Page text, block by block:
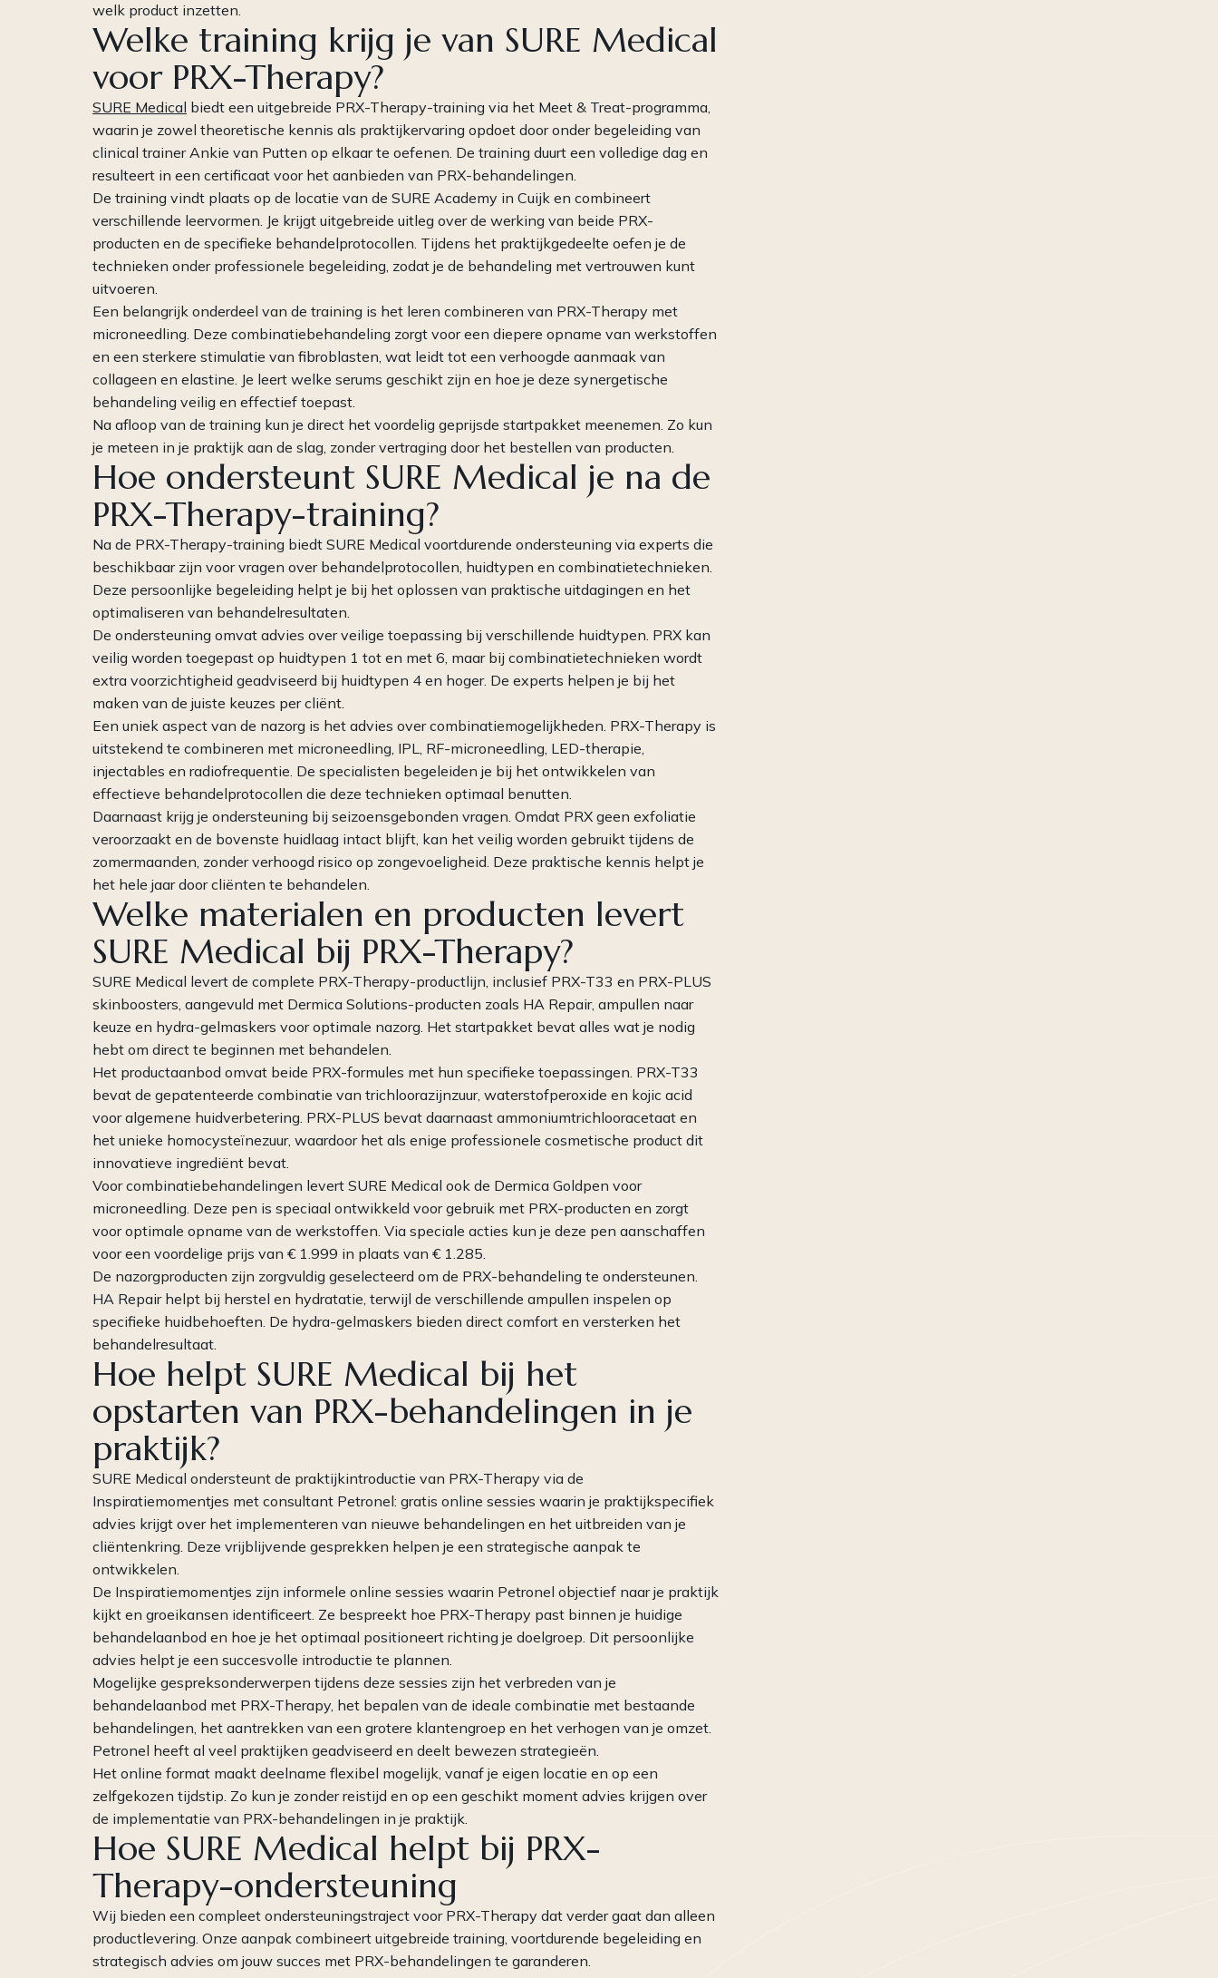
welk product inzetten.
Welke training krijg je van SURE Medical
voor PRX-Therapy?
SURE Medical biedt een uitgebreide PRX-Therapy-training via het Meet & Treat-programma,
waarin je zowel theoretische kennis als praktijkervaring opdoet door onder begeleiding van
clinical trainer Ankie van Putten op elkaar te oefenen. De training duurt een volledige dag en
resulteert in een certificaat voor het aanbieden van PRX-behandelingen.
De training vindt plaats op de locatie van de SURE Academy in Cuijk en combineert
verschillende leervormen. Je krijgt uitgebreide uitleg over de werking van beide PRX-
producten en de specifieke behandelprotocollen. Tijdens het praktijkgedeelte oefen je de
technieken onder professionele begeleiding, zodat je de behandeling met vertrouwen kunt
uitvoeren.
Een belangrijk onderdeel van de training is het leren combineren van PRX-Therapy met
microneedling. Deze combinatiebehandeling zorgt voor een diepere opname van werkstoffen
en een sterkere stimulatie van fibroblasten, wat leidt tot een verhoogde aanmaak van
collageen en elastine. Je leert welke serums geschikt zijn en hoe je deze synergetische
behandeling veilig en effectief toepast.
Na afloop van de training kun je direct het voordelig geprijsde startpakket meenemen. Zo kun
je meteen in je praktijk aan de slag, zonder vertraging door het bestellen van producten.
Hoe ondersteunt SURE Medical je na de
PRX-Therapy-training?
Na de PRX-Therapy-training biedt SURE Medical voortdurende ondersteuning via experts die
beschikbaar zijn voor vragen over behandelprotocollen, huidtypen en combinatietechnieken.
Deze persoonlijke begeleiding helpt je bij het oplossen van praktische uitdagingen en het
optimaliseren van behandelresultaten.
De ondersteuning omvat advies over veilige toepassing bij verschillende huidtypen. PRX kan
veilig worden toegepast op huidtypen 1 tot en met 6, maar bij combinatietechnieken wordt
extra voorzichtigheid geadviseerd bij huidtypen 4 en hoger. De experts helpen je bij het
maken van de juiste keuzes per cliënt.
Een uniek aspect van de nazorg is het advies over combinatiemogelijkheden. PRX-Therapy is
uitstekend te combineren met microneedling, IPL, RF-microneedling, LED-therapie,
injectables en radiofrequentie. De specialisten begeleiden je bij het ontwikkelen van
effectieve behandelprotocollen die deze technieken optimaal benutten.
Daarnaast krijg je ondersteuning bij seizoensgebonden vragen. Omdat PRX geen exfoliatie
veroorzaakt en de bovenste huidlaag intact blijft, kan het veilig worden gebruikt tijdens de
zomermaanden, zonder verhoogd risico op zongevoeligheid. Deze praktische kennis helpt je
het hele jaar door cliënten te behandelen.
Welke materialen en producten levert
SURE Medical bij PRX-Therapy?
SURE Medical levert de complete PRX-Therapy-productlijn, inclusief PRX-T33 en PRX-PLUS
skinboosters, aangevuld met Dermica Solutions-producten zoals HA Repair, ampullen naar
keuze en hydra-gelmaskers voor optimale nazorg. Het startpakket bevat alles wat je nodig
hebt om direct te beginnen met behandelen.
Het productaanbod omvat beide PRX-formules met hun specifieke toepassingen. PRX-T33
bevat de gepatenteerde combinatie van trichloorazijnzuur, waterstofperoxide en kojic acid
voor algemene huidverbetering. PRX-PLUS bevat daarnaast ammoniumtrichlooracetaat en
het unieke homocysteïnezuur, waardoor het als enige professionele cosmetische product dit
innovatieve ingrediënt bevat.
Voor combinatiebehandelingen levert SURE Medical ook de Dermica Goldpen voor
microneedling. Deze pen is speciaal ontwikkeld voor gebruik met PRX-producten en zorgt
voor optimale opname van de werkstoffen. Via speciale acties kun je deze pen aanschaffen
voor een voordelige prijs van € 1.999 in plaats van € 1.285.
De nazorgproducten zijn zorgvuldig geselecteerd om de PRX-behandeling te ondersteunen.
HA Repair helpt bij herstel en hydratatie, terwijl de verschillende ampullen inspelen op
specifieke huidbehoeften. De hydra-gelmaskers bieden direct comfort en versterken het
behandelresultaat.
Hoe helpt SURE Medical bij het
opstarten van PRX-behandelingen in je
praktijk?
SURE Medical ondersteunt de praktijkintroductie van PRX-Therapy via de
Inspiratiemomentjes met consultant Petronel: gratis online sessies waarin je praktijkspecifiek
advies krijgt over het implementeren van nieuwe behandelingen en het uitbreiden van je
cliëntenkring. Deze vrijblijvende gesprekken helpen je een strategische aanpak te
ontwikkelen.
De Inspiratiemomentjes zijn informele online sessies waarin Petronel objectief naar je praktijk
kijkt en groeikansen identificeert. Ze bespreekt hoe PRX-Therapy past binnen je huidige
behandelaanbod en hoe je het optimaal positioneert richting je doelgroep. Dit persoonlijke
advies helpt je een succesvolle introductie te plannen.
Mogelijke gespreksonderwerpen tijdens deze sessies zijn het verbreden van je
behandelaanbod met PRX-Therapy, het bepalen van de ideale combinatie met bestaande
behandelingen, het aantrekken van een grotere klantengroep en het verhogen van je omzet.
Petronel heeft al veel praktijken geadviseerd en deelt bewezen strategieën.
Het online format maakt deelname flexibel mogelijk, vanaf je eigen locatie en op een
zelfgekozen tijdstip. Zo kun je zonder reistijd en op een geschikt moment advies krijgen over
de implementatie van PRX-behandelingen in je praktijk.
Hoe SURE Medical helpt bij PRX-
Therapy-ondersteuning
Wij bieden een compleet ondersteuningstraject voor PRX-Therapy dat verder gaat dan alleen
productlevering. Onze aanpak combineert uitgebreide training, voortdurende begeleiding en
strategisch advies om jouw succes met PRX-behandelingen te garanderen.